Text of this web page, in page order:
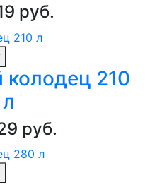
руб.
210
л
руб.